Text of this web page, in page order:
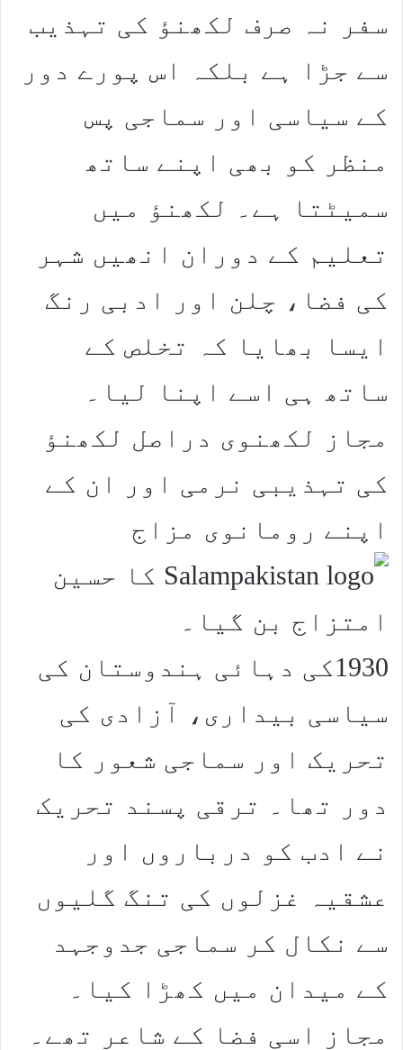
سفر نہ صرف لکھنؤ کی تہذیب
سے جڑا ہے بلکہ اس پورے دور
کے سیاسی اور سماجی پس
منظر کو بھی اپنے ساتھ
سمیٹتا ہے۔ لکھنؤ میں
تعلیم کے دوران انھیں شہر
کی فضا، چلن اور ادبی رنگ
ایسا بھایا کہ تخلص کے
ساتھ ہی اسے اپنا لیا۔
مجاز لکھنوی دراصل لکھنؤ
کی تہذیبی نرمی اور ان کے
اپنے رومانوی مزاج
کا حسین
امتزاج بن گیا۔
1930کی دہائی ہندوستان کی
سیاسی بیداری، آزادی کی
تحریک اور سماجی شعور کا
دور تھا۔ ترقی پسند تحریک
نے ادب کو درباروں اور
عشقیہ غزلوں کی تنگ گلیوں
سے نکال کر سماجی جدوجہد
کے میدان میں کھڑا کیا۔
مجاز اسی فضا کے شاعر تھے۔